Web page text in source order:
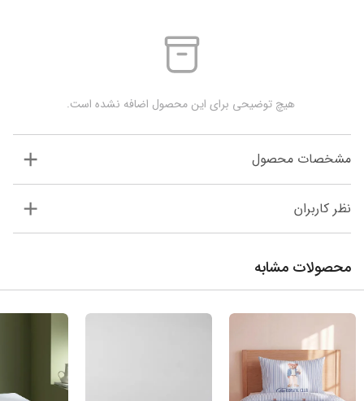
هیچ توضیحی برای این محصول اضافه نشده است.
مشخصات محصول
نظر کاربران
محصولات مشابه